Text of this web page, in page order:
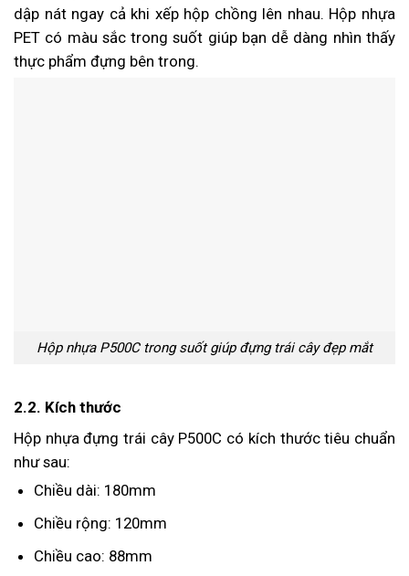
dập nát ngay cả khi xếp hộp chồng lên nhau. Hộp nhựa
PET có màu sắc trong suốt giúp bạn dễ dàng nhìn thấy
thực phẩm đựng bên trong.
Hộp nhựa P500C trong suốt giúp đựng trái cây đẹp mắt
2.2. Kích thước
Hộp nhựa đựng trái cây P500C có kích thước tiêu chuẩn
như sau:
Chiều dài: 180mm
Chiều rộng: 120mm
Chiều cao: 88mm